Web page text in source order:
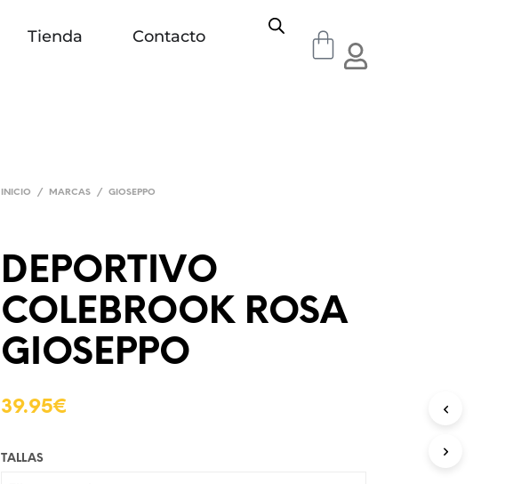
Tienda Contacto
INICIO / MARCAS / GIOSEPPO
DEPORTIVO
COLEBROOK ROSA
GIOSEPPO
39.95€
TALLAS